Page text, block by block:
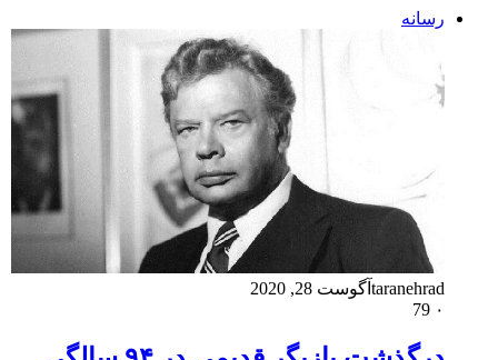
رسانه
taranehrad آگوست 28, 2020
۰